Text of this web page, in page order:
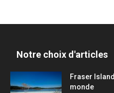
Notre choix d'articles
Fraser
monde